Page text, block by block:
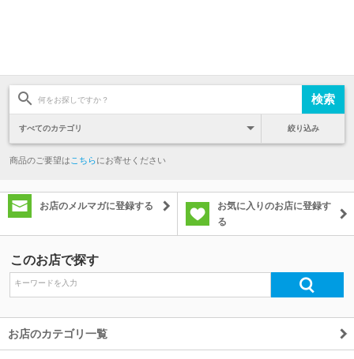
絞り込み
商品のご要望は こちらにお寄せください
お店のメルマガに登録する
お気に入りのお店に登録す
る
このお店で探す
お店のカテゴリ一覧